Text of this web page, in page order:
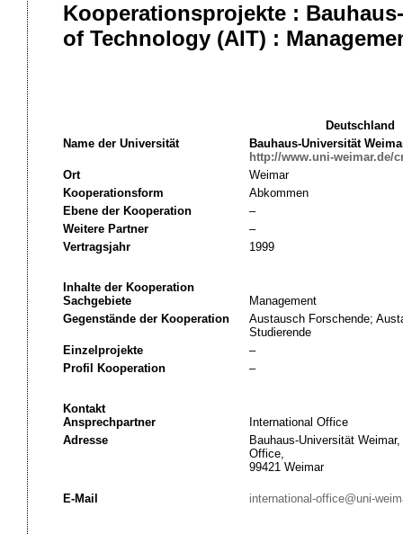
Kooperationsprojekte :
of Technology (AIT) :
Deutschland
Name der Universität
Bauhaus-Universität
http://www.uni-weimar.de/
Ort
Weimar
Kooperationsform
Abkommen
Ebene der Kooperation
–
Weitere Partner
–
Vertragsjahr
1999
Inhalte der Kooperation
Sachgebiete
Management
Gegenstände der Kooperation
Austausch Forschende;
Studierende
Einzelprojekte
–
Profil Kooperation
–
Kontakt
Ansprechpartner
International Office
Adresse
Bauhaus-Universität
Office,
99421 Weimar
E-Mail international-office@uni-